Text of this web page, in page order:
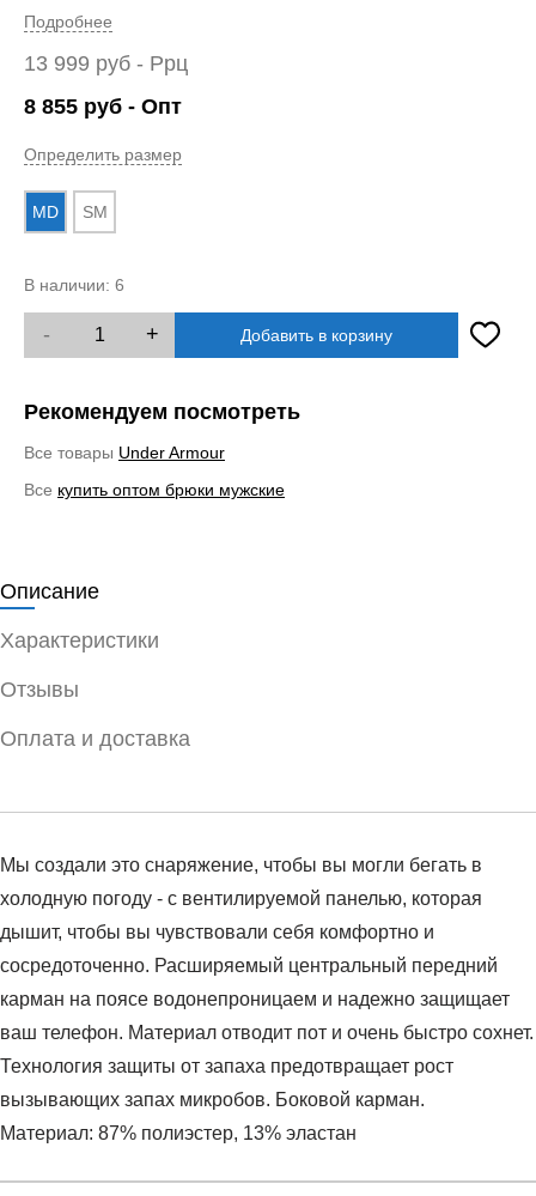
Подробнее
13 999 руб - Ррц
8 855 руб - Опт
Определить размер
MD SM
В наличии: 6
- + Добавить в корзину
Рекомендуем посмотреть
Все товары Under Armour
Все купить оптом брюки мужские
Описание
Характеристики
Отзывы
Оплата и доставка
Мы создали это снаряжение, чтобы вы могли бегать в
холодную погоду - с вентилируемой панелью, которая
дышит, чтобы вы чувствовали себя комфортно и
сосредоточенно. Расширяемый центральный передний
карман на поясе водонепроницаем и надежно защищает
ваш телефон. Материал отводит пот и очень быстро сохнет.
Технология защиты от запаха предотвращает рост
вызывающих запах микробов. Боковой карман.
Материал: 87% полиэстер, 13% эластан